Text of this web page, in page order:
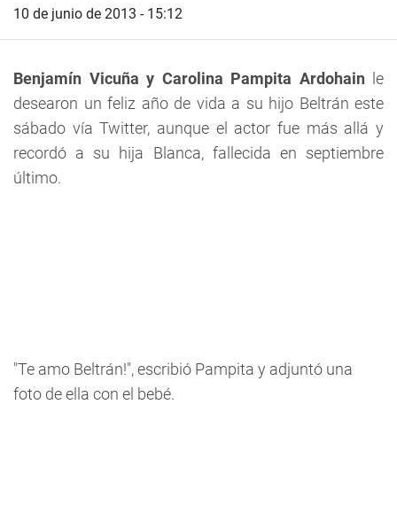
10 de junio de 2013 - 15:12
Benjamín Vicuña y Carolina Pampita Ardohain le
desearon un feliz año de vida a su hijo Beltrán este
sábado vía Twitter, aunque el actor fue más allá y
recordó a su hija Blanca, fallecida en septiembre
último.
"Te amo Beltrán!", escribió Pampita y adjuntó una
foto de ella con el bebé.